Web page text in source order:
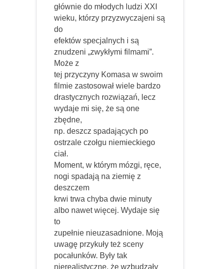
głównie do młodych ludzi XXI
wieku, którzy przyzwyczajeni są
do
efektów specjalnych i są
znudzeni „zwykłymi filmami”.
Może z
tej przyczyny Komasa w swoim
filmie zastosował wiele bardzo
drastycznych rozwiązań, lecz
wydaje mi się, że są one
zbędne,
np. deszcz spadających po
ostrzale czołgu niemieckiego
ciał.
Moment, w którym mózgi, ręce,
nogi spadają na ziemię z
deszczem
krwi trwa chyba dwie minuty
albo nawet więcej. Wydaje się
to
zupełnie nieuzasadnione. Moją
uwagę przykuły też sceny
pocałunków. Były tak
nierealistyczne, że wzbudzały